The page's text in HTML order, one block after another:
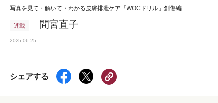
写真を見て・解いて・わかる皮膚排泄ケア「WOCドリル」創傷編
連載 間宮直子
2025.06.25
シェアする